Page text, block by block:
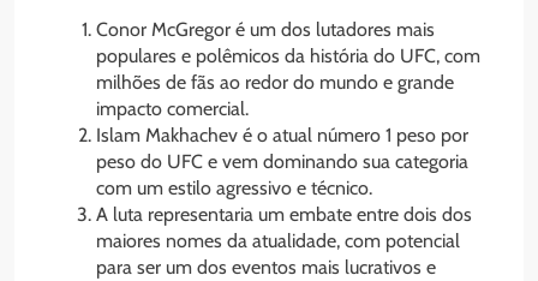
Conor McGregor é um dos lutadores mais
populares e polêmicos da história do UFC, com
milhões de fãs ao redor do mundo e grande
impacto comercial.
Islam Makhachev é o atual número 1 peso por
peso do UFC e vem dominando sua categoria
com um estilo agressivo e técnico.
A luta representaria um embate entre dois dos
maiores nomes da atualidade, com potencial
para ser um dos eventos mais lucrativos e